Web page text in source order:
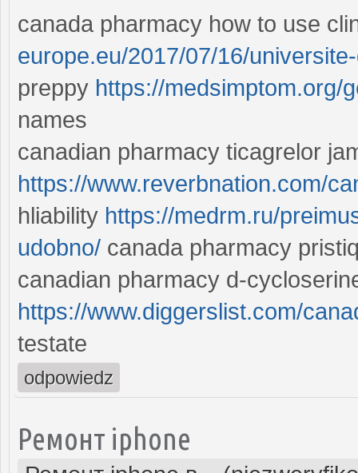
canada pharmacy how to use
europe.eu/2017/07/16/
preppy https://medsimptom.org/
names
canadian pharmacy ticagrelor
https://www.reverbnation.com/
hliability https://medrm.ru/
udobno/ canada pharmacy
canadian pharmacy d-
https://www.diggerslist.com/
testate
odpowiedz
Ремонт iphone